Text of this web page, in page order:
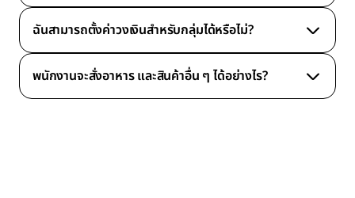
ฉันสามารถตั้งค่าวงเงินสำหรับกลุ่มได้หรือไม่?
พนักงานจะสั่งอาหาร และสินค้าอื่น ๆ ได้อย่างไร?